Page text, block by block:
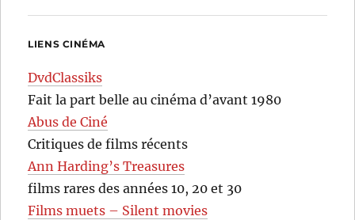
LIENS CINÉMA
DvdClassiks
Fait la part belle au cinéma d’avant 1980
Abus de Ciné
Critiques de films récents
Ann Harding’s Treasures
films rares des années 10, 20 et 30
Films muets – Silent movies